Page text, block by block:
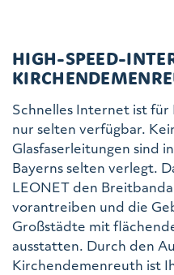
HIGH-SPEED-
Schnelles Internet ist
nur selten verfügbar.
Glasfaserleitungen sind
Bayerns selten verlegt.
LEONET den
vorantreiben und die
Großstädte mit
ausstatten. Durch den
Kirchendemenreuth ist